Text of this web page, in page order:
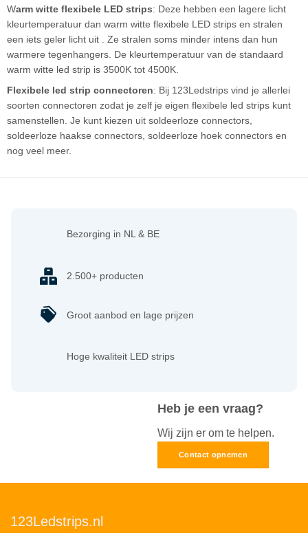
Warm witte flexibele LED strips: Deze hebben een lagere licht
kleurtemperatuur dan warm witte flexibele LED strips en stralen
een iets geler licht uit . Ze stralen soms minder intens dan hun
warmere tegenhangers. De kleurtemperatuur van de standaard
warm witte led strip is 3500K tot 4500K.
Flexibele led strip connectoren: Bij 123Ledstrips vind je allerlei
soorten connectoren zodat je zelf je eigen flexibele led strips kunt
samenstellen. Je kunt kiezen uit soldeerloze connectors,
soldeerloze haakse connectors, soldeerloze hoek connectors en
nog veel meer.
Heb je een vraag?
Wij zijn er om te helpen.
Contact opnemen
Bezorging in NL & BE
2.500+ producten
Groot aanbod en lage prijzen
Hoge kwaliteit LED strips
123Ledstrips.nl